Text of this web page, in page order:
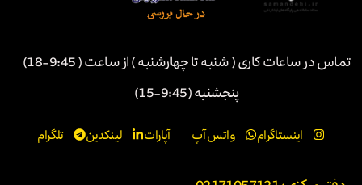
تماس در ساعات کاری ( شنبه تا چهارشنبه ) از ساعت ( 9:45-18)
پنجشنبه (9:45-15)
اینستاگرام واتس آپ آپارات لینکدین تلگرام